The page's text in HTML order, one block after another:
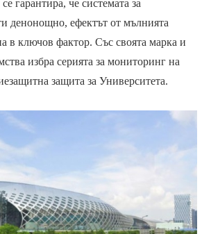
гарантира, че системата за
денонощно, ефектът от мълнията
в ключов фактор. Със своята марка и
избра серията за мониторинг на
защита за Университета.